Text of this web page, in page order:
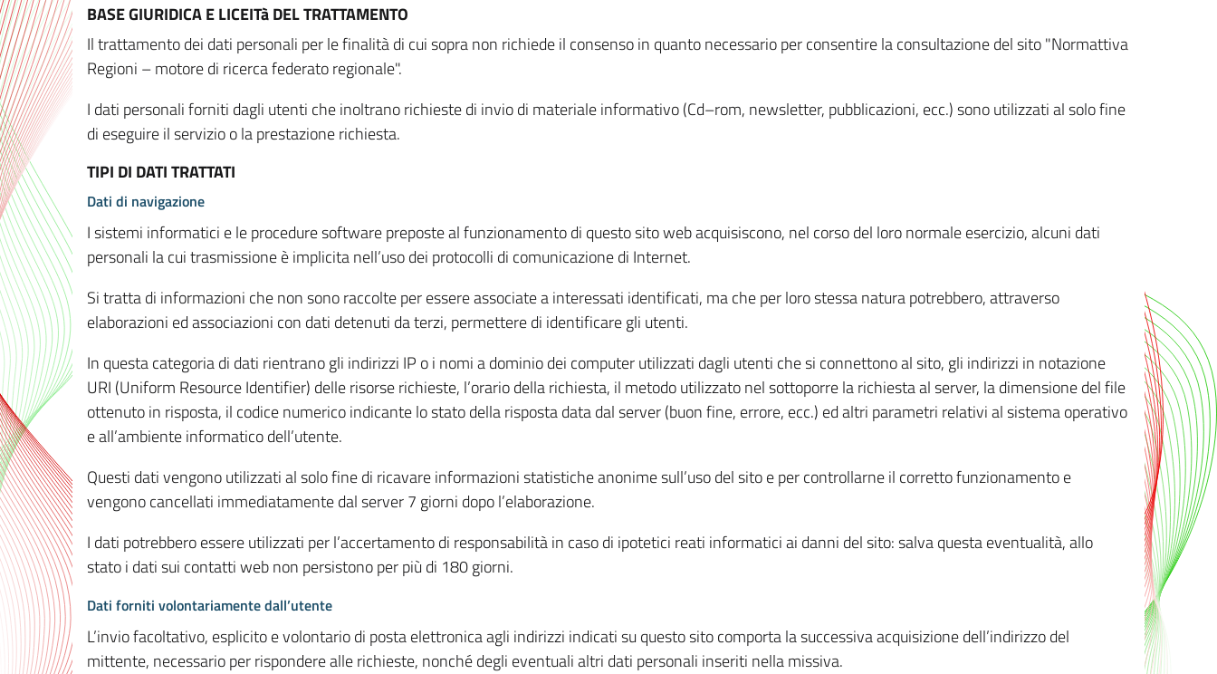
BASE GIURIDICA E LICEITà DEL TRATTAMENTO
Il trattamento dei dati personali per le finalità di cui sopra non richiede il consenso in quanto necessario per consentire la consultazione del sito "Normattiva
Regioni – motore di ricerca federato regionale".
I dati personali forniti dagli utenti che inoltrano richieste di invio di materiale informativo (Cd–rom, newsletter, pubblicazioni, ecc.) sono utilizzati al solo fine
di eseguire il servizio o la prestazione richiesta.
TIPI DI DATI TRATTATI
Dati di navigazione
I sistemi informatici e le procedure software preposte al funzionamento di questo sito web acquisiscono, nel corso del loro normale esercizio, alcuni dati
personali la cui trasmissione è implicita nell’uso dei protocolli di comunicazione di Internet.
Si tratta di informazioni che non sono raccolte per essere associate a interessati identificati, ma che per loro stessa natura potrebbero, attraverso
elaborazioni ed associazioni con dati detenuti da terzi, permettere di identificare gli utenti.
In questa categoria di dati rientrano gli indirizzi IP o i nomi a dominio dei computer utilizzati dagli utenti che si connettono al sito, gli indirizzi in notazione
URI (Uniform Resource Identifier) delle risorse richieste, l’orario della richiesta, il metodo utilizzato nel sottoporre la richiesta al server, la dimensione del file
ottenuto in risposta, il codice numerico indicante lo stato della risposta data dal server (buon fine, errore, ecc.) ed altri parametri relativi al sistema operativo
e all’ambiente informatico dell’utente.
Questi dati vengono utilizzati al solo fine di ricavare informazioni statistiche anonime sull’uso del sito e per controllarne il corretto funzionamento e
vengono cancellati immediatamente dal server 7 giorni dopo l’elaborazione.
I dati potrebbero essere utilizzati per l’accertamento di responsabilità in caso di ipotetici reati informatici ai danni del sito: salva questa eventualità, allo
stato i dati sui contatti web non persistono per più di 180 giorni.
Dati forniti volontariamente dall’utente
L’invio facoltativo, esplicito e volontario di posta elettronica agli indirizzi indicati su questo sito comporta la successiva acquisizione dell’indirizzo del
mittente, necessario per rispondere alle richieste, nonché degli eventuali altri dati personali inseriti nella missiva.